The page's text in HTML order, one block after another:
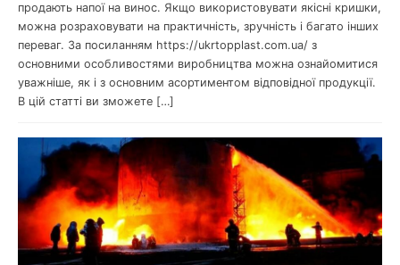
продають напої на винос. Якщо використовувати якісні кришки,
можна розраховувати на практичність, зручність і багато інших
переваг. За посиланням https://ukrtopplast.com.ua/ з
основними особливостями виробництва можна ознайомитися
уважніше, як і з основним асортиментом відповідної продукції.
В цій статті ви зможете […]